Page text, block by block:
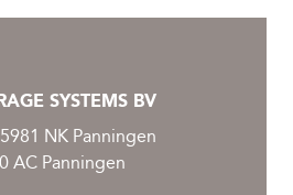
SYSTEMS BV
NK Panningen
AC Panningen